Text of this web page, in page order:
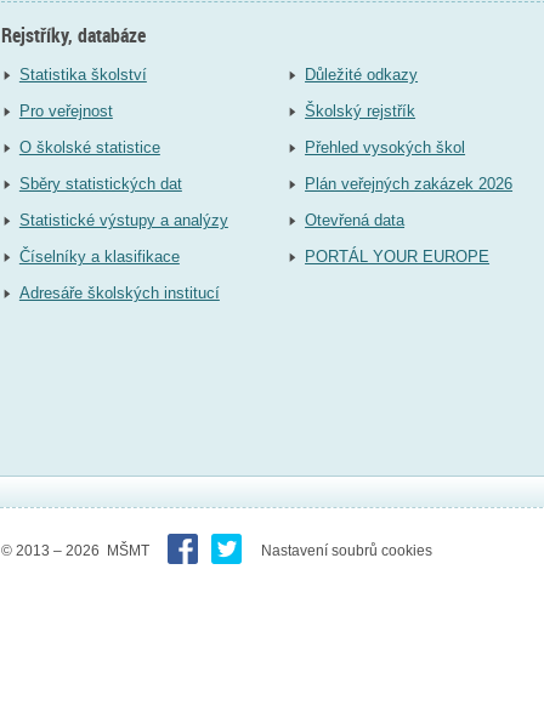
Rejstříky, databáze
Statistika školství
Pro veřejnost
O školské statistice
Sběry statistických dat
Statistické výstupy a analýzy
Číselníky a klasifikace
Adresáře školských institucí
Důležité odkazy
Školský rejstřík
Přehled vysokých škol
Plán veřejných zakázek 2026
Otevřená data
PORTÁL YOUR EUROPE
© 2013 – 2026 MŠMT Nastavení soubrů cookies